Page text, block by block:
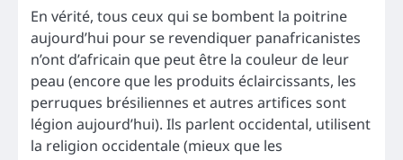
En vérité, tous ceux qui se bombent la poitrine
aujourd’hui pour se revendiquer panafricanistes
n’ont d’africain que peut être la couleur de leur
peau (encore que les produits éclaircissants, les
perruques brésiliennes et autres artifices sont
légion aujourd’hui). Ils parlent occidental, utilisent
la religion occidentale (mieux que les